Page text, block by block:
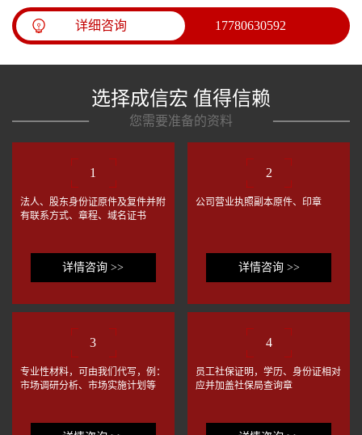
详细咨询 17780630592
选择成信宏 值得信赖
您需要准备的资料
1
法人、股东身份证原件及复件并附
有联系方式、章程、域名证书
详情咨询 >>
2
公司营业执照副本原件、印章
详情咨询 >>
3
专业性材料，可由我们代写，例：
市场调研分析、市场实施计划等
4
员工社保证明，学历、身份证相对
应并加盖社保局查询章